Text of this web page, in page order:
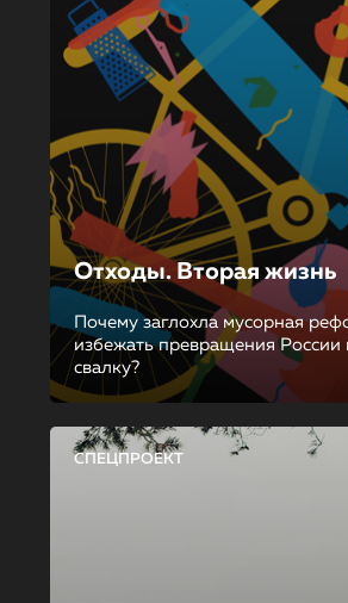
Отходы. Вторая жизнь
Почему заглохла мусорная
избежать превращения России
свалку?
СПЕЦПРОЕКТ